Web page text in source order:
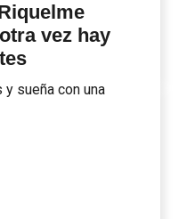
vez hay